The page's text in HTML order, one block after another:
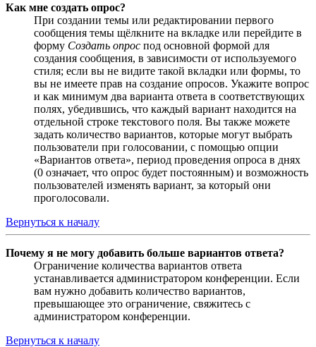
Как мне создать опрос?
При создании темы или редактировании первого
сообщения темы щёлкните на вкладке или перейдите в
форму Создать опрос под основной формой для
создания сообщения, в зависимости от используемого
стиля; если вы не видите такой вкладки или формы, то
вы не имеете прав на создание опросов. Укажите вопрос
и как минимум два варианта ответа в соответствующих
полях, убедившись, что каждый вариант находится на
отдельной строке текстового поля. Вы также можете
задать количество вариантов, которые могут выбрать
пользователи при голосовании, с помощью опции
«Вариантов ответа», период проведения опроса в днях
(0 означает, что опрос будет постоянным) и возможность
пользователей изменять вариант, за который они
проголосовали.
Вернуться к началу
Почему я не могу добавить больше вариантов ответа?
Ограничение количества вариантов ответа
устанавливается администратором конференции. Если
вам нужно добавить количество вариантов,
превышающее это ограничение, свяжитесь с
администратором конференции.
Вернуться к началу